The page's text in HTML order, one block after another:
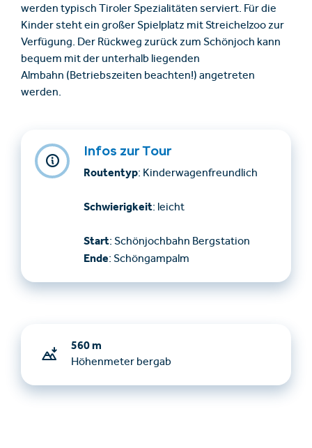
werden typisch Tiroler Spezialitäten serviert. Für die
Kinder steht ein großer Spielplatz mit Streichelzoo zur
Verfügung. Der Rückweg zurück zum Schönjoch kann
bequem mit der unterhalb liegenden
Almbahn (Betriebszeiten beachten!) angetreten
werden.
Infos zur Tour
Routentyp: Kinderwagenfreundlich
Schwierigkeit: leicht
Start: Schönjochbahn Bergstation
Ende: Schöngampalm
560 m
Höhenmeter bergab